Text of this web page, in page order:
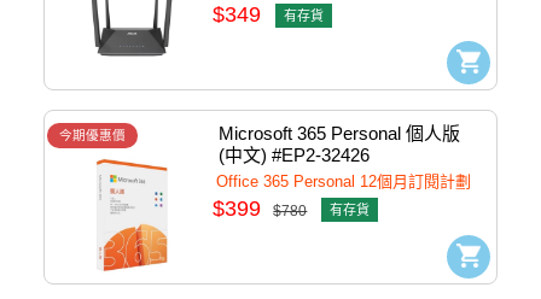
$349 有存貨
今期優惠價
Microsoft 365 Personal 個人版
(中文) #EP2-32426
Office 365 Personal 12個月訂閱計劃
$399 $780 有存貨